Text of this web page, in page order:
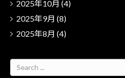
2025年10月 (4)
2025年9月 (8)
2025年8月 (4)